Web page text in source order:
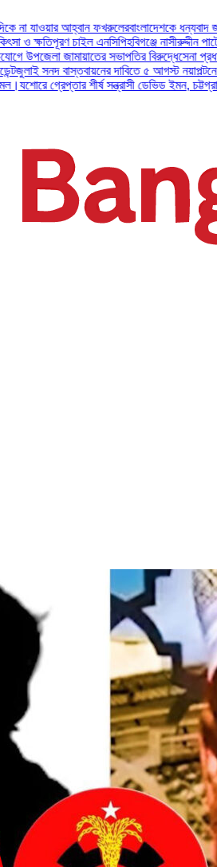
আহ্বান ফখরুলেরবাংলাদেশকে ধন্যবাদ জানিয়ে ঢাকা
চাইল এনসিপিহবিগঞ্জে নাসীরুদ্দীন পাটোয়ারী-
সভাপতির বিরুদ্ধেসেনা প্রধানের উদ্বোধনে
দাবিতে ৫ আগস্ট নয়াপল্টনে সমাবেশ করবে
শীর্ষ সন্ত্রাসী ডেভিড ইমন, চট্টগ্রাম পুলিশের